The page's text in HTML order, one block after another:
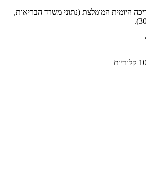
היומית המומלצת (נתוני משרד הבריאות,
קלוריות